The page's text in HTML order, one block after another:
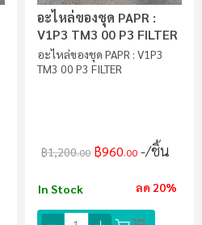
อะไหล่ของชุด PAPR :
V1P3 TM3 00 P3 FILTER
อะไหล่ของชุด PAPR : V1P3
TM3 00 P3 FILTER
฿1,200.00 ฿960.00 /ชิ้น
In Stock ลด 20%